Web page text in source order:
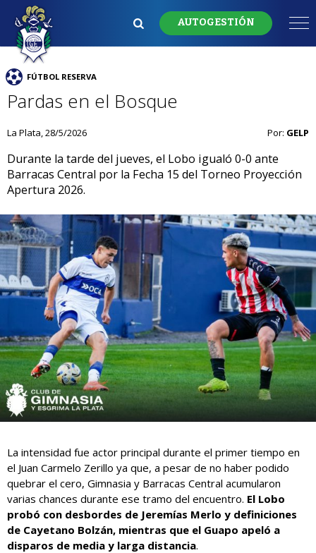
AUTOGESTIÓN
FÚTBOL RESERVA
Pardas en el Bosque
La Plata, 28/5/2026 Por: GELP
Durante la tarde del jueves, el Lobo igualó 0-0 ante
Barracas Central por la Fecha 15 del Torneo Proyección
Apertura 2026.
La intensidad fue actor principal durante el primer tiempo en
el Juan Carmelo Zerillo ya que, a pesar de no haber podido
quebrar el cero, Gimnasia y Barracas Central acumularon
varias chances durante ese tramo del encuentro. El Lobo
probó con desbordes de Jeremías Merlo y definiciones
de Cayetano Bolzán, mientras que el Guapo apeló a
disparos de media y larga distancia.